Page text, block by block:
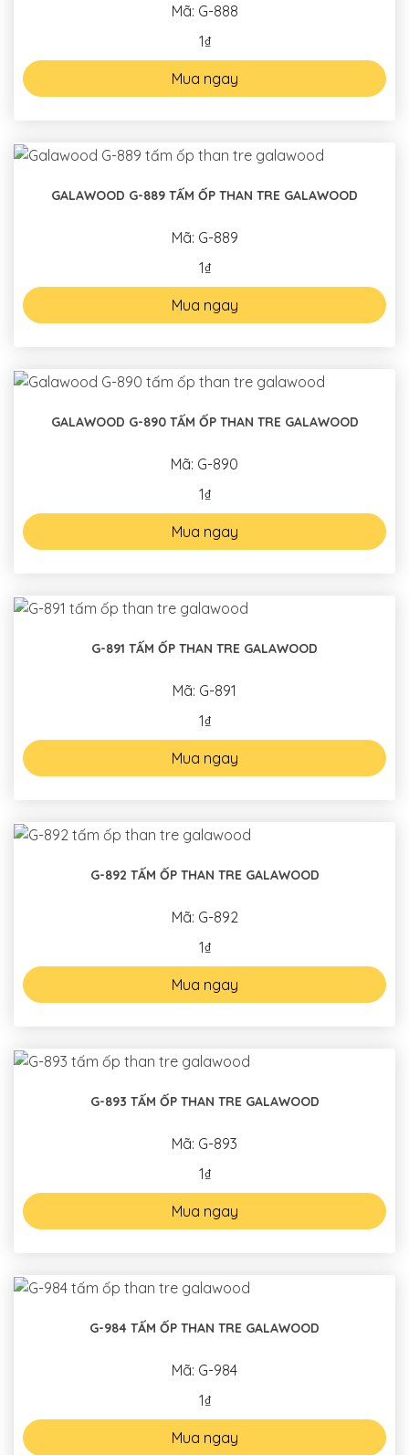
Mã: G-888
1₫
Mua ngay
GALAWOOD G-889 TẤM ỐP THAN TRE GALAWOOD
Mã: G-889
1₫
Mua ngay
GALAWOOD G-890 TẤM ỐP THAN TRE GALAWOOD
Mã: G-890
1₫
Mua ngay
G-891 TẤM ỐP THAN TRE GALAWOOD
Mã: G-891
1₫
Mua ngay
G-892 TẤM ỐP THAN TRE GALAWOOD
Mã: G-892
1₫
Mua ngay
G-893 TẤM ỐP THAN TRE GALAWOOD
Mã: G-893
1₫
Mua ngay
G-984 TẤM ỐP THAN TRE GALAWOOD
Mã: G-984
1₫
Mua ngay